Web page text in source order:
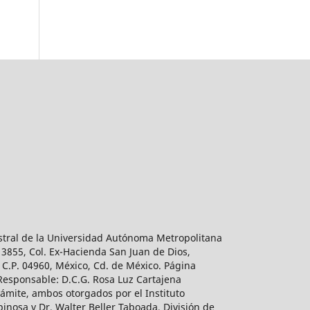
de la Universidad Autónoma Metropolitana
Col. Ex-Hacienda San Juan de Dios,
04960, México, Cd. de México. Página
D.C.G. Rosa Luz Cartajena
ambos otorgados por el Instituto
y Dr. Walter Beller Taboada, División de